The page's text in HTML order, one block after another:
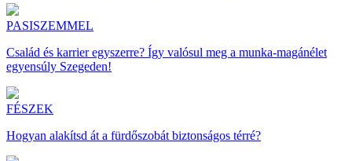
PASISZEMMEL
Család és karrier egyszerre? Így valósul meg a munka-magánélet
egyensúly Szegeden!
FÉSZEK
Hogyan alakítsd át a fürdőszobát biztonságos térré?